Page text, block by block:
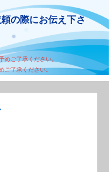
の際にお伝え下さ
ご了承ください。
ご了承ください。